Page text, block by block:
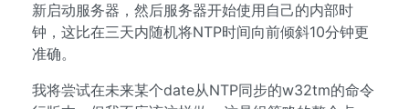
新启动服务器，然后服务器开始使用自己的内部时
钟，这比在三天内随机将NTP时间向前倾斜10分钟更
准确。
我将尝试在未来某个date从NTP同步的w32tm的命令